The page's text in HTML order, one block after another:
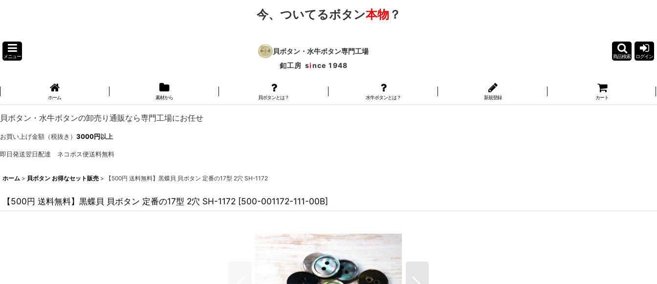
今、ついてるボタン本物？
メニュー
貝ボタン・水牛ボタン専門工場
釦工房 since 1948
商品検索 ログイン
ホーム 素材から 貝ボタンとは？ 水牛ボタンとは？ 新規登録 カート
貝ボタン・水牛ボタンの卸売り通販なら専門工場にお任せ
お買い上げ金額（税抜き） 3000円以上
即日発送翌日配達 ネコポス便送料無料
ホーム > 貝ボタン お得なセット販売 > 【500円 送料無料】黒蝶貝 貝ボタン 定番の17型 2穴 SH-1172
【500円 送料無料】黒蝶貝 貝ボタン 定番の17型 2穴 SH-1172 [500-001172-111-00B]